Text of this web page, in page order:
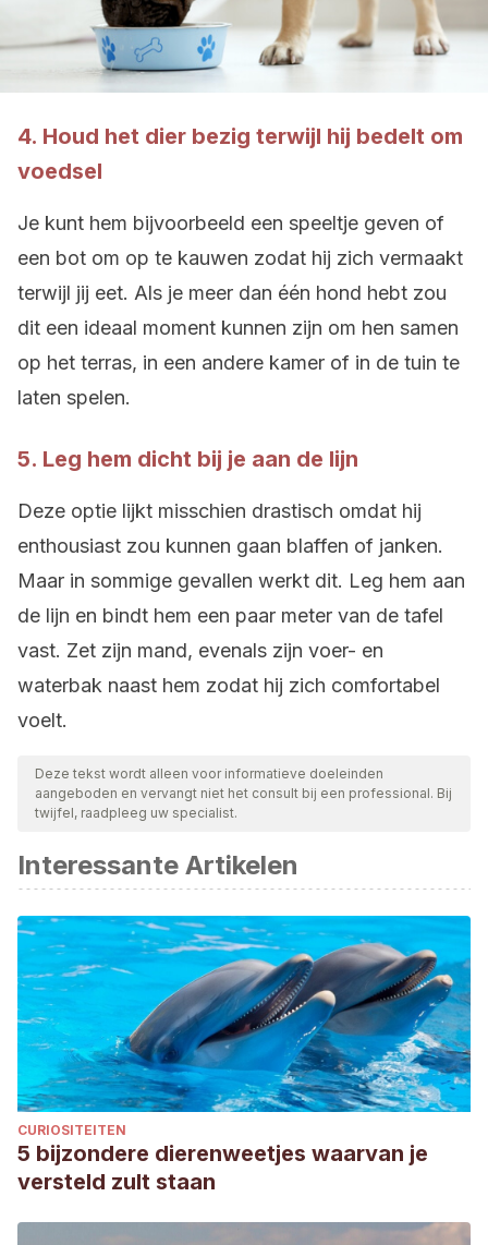
4. Houd het dier bezig terwijl hij bedelt om
voedsel
Je kunt hem bijvoorbeeld een speeltje geven of
een bot om op te kauwen zodat hij zich vermaakt
terwijl jij eet. Als je meer dan één hond hebt zou
dit een ideaal moment kunnen zijn om hen samen
op het terras, in een andere kamer of in de tuin te
laten spelen.
5. Leg hem dicht bij je aan de lijn
Deze optie lijkt misschien drastisch omdat hij
enthousiast zou kunnen gaan blaffen of janken.
Maar in sommige gevallen werkt dit. Leg hem aan
de lijn en bindt hem een paar meter van de tafel
vast. Zet zijn mand, evenals zijn voer- en
waterbak naast hem zodat hij zich comfortabel
voelt.
Deze tekst wordt alleen voor informatieve doeleinden
aangeboden en vervangt niet het consult bij een professional. Bij
twijfel, raadpleeg uw specialist.
Interessante Artikelen
CURIOSITEITEN
5 bijzondere dierenweetjes waarvan je
versteld zult staan